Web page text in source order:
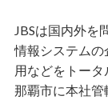
JBSは国内外を
情報システム
用などをトー
那覇市に本社